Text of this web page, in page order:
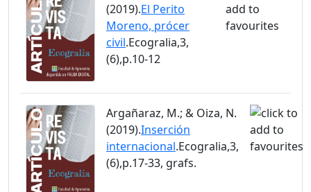
(2019).El Perito
Moreno, prócer
civil.Ecogralia,3,
(6),p.10-12
Argañaraz, M.; & Oiza, N.
(2019).Inserción
internacional.Ecogralia,3,
(6),p.17-33, grafs.